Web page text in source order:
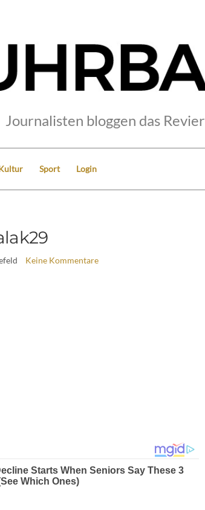
Journalisten bloggen das Revier
Sport Login
Keine Kommentare